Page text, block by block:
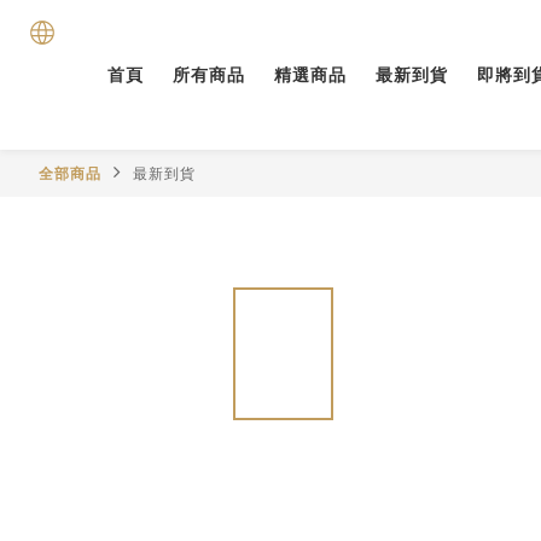
首頁 所有商品 精選商品 最新到貨 即將到
全部商品 最新到貨